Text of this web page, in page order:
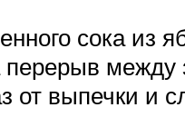
сока из
перерыв
от выпечки и